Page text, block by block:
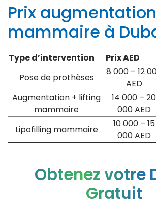
Prix augmentation
mammaire à
Type d’intervention Prix AED
Pose de prothèses
8 000 – 12
AED
Augmentation + lifting
mammaire
14 000 – 20
000 AED
Lipofilling mammaire
10 000 – 15
000 AED
Obtenez votre
Gratuit